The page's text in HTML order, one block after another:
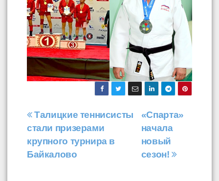
Навигация
по
записям
«Спарта»
начала
новый
сезон!
Талицкие теннисисты
стали призерами
крупного турнира в
Байкалово